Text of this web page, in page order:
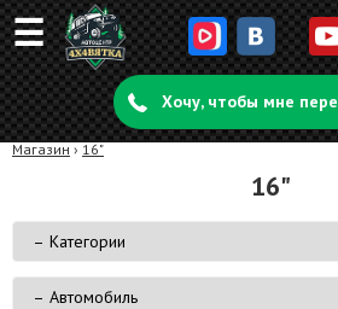
☰
Хочу, чтобы мне
Магазин › 16"
16"